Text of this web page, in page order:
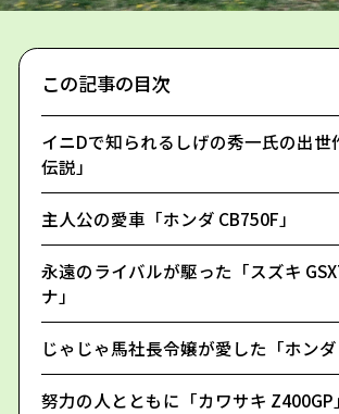
この記事の目次
イニDで知られるしげの秀一氏の出世
伝説」
主人公の愛車「ホンダ CB750F」
永遠のライバルが駆った「スズキ
ナ」
じゃじゃ馬社長令嬢が愛した「ホンダ
努力の人とともに「カワサキ Z400GP」